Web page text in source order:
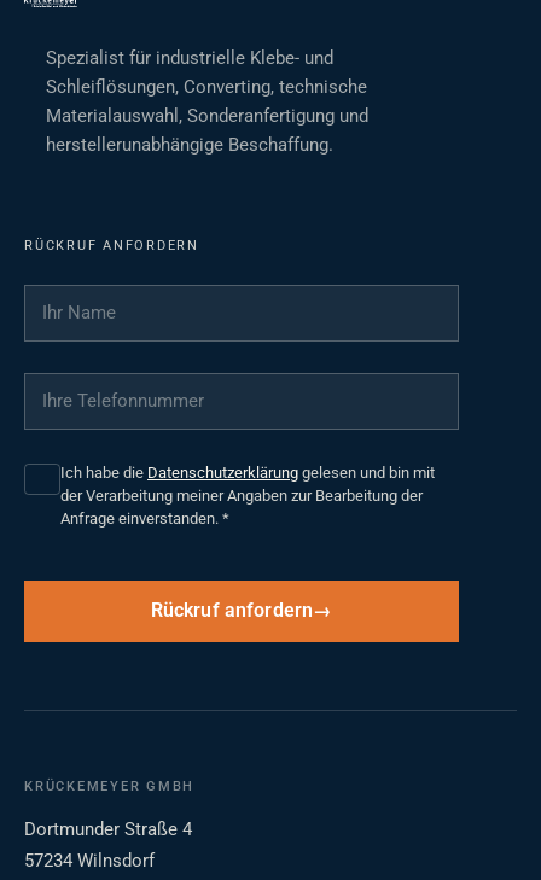
Spezialist für industrielle Klebe- und
Schleiflösungen, Converting, technische
Materialauswahl, Sonderanfertigung und
herstellerunabhängige Beschaffung.
RÜCKRUF ANFORDERN
Ihr Name
Ihre Telefonnummer
Ich habe die Datenschutzerklärung gelesen und bin mit
der Verarbeitung meiner Angaben zur Bearbeitung der
Anfrage einverstanden. *
Rückruf anfordern
KRÜCKEMEYER GMBH
Dortmunder Straße 4
57234 Wilnsdorf